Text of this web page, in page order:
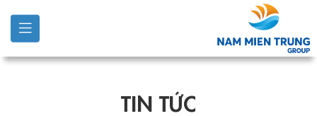
TIN TỨC